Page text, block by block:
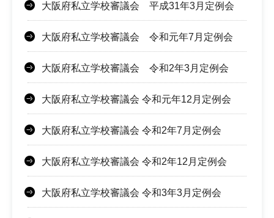
大阪府私立学校審議会 平成31年3月定例会
大阪府私立学校審議会 令和元年7月定例会
大阪府私立学校審議会 令和2年3月定例会
大阪府私立学校審議会 令和元年12月定例会
大阪府私立学校審議会 令和2年7月定例会
大阪府私立学校審議会 令和2年12月定例会
大阪府私立学校審議会 令和3年3月定例会